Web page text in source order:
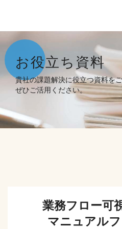
お役立ち資料
貴社の課題解決に役立つ資料を
ぜひご活用ください。
業務フロー可
マニュアル